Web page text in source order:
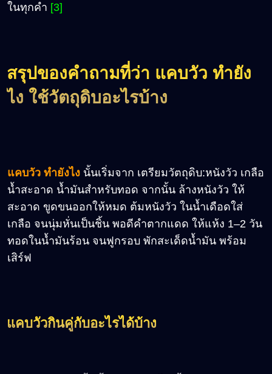
ในทุกคำ [3]
สรุปของคำถามที่ว่า แคบวัว ทำยัง
ไง ใช้วัตถุดิบอะไรบ้าง
แคบวัว ทำยังไง นั้นเริ่มจาก เตรียมวัตถุดิบ:หนังวัว เกลือ
น้ำสะอาด น้ำมันสำหรับทอด จากนั้น ล้างหนังวัว ให้
สะอาด ขูดขนออกให้หมด ต้มหนังวัว ในน้ำเดือดใส่
เกลือ จนนุ่มหั่นเป็นชิ้น พอดีคำตากแดด ให้แห้ง 1–2 วัน
ทอดในน้ำมันร้อน จนฟูกรอบ พักสะเด็ดน้ำมัน พร้อม
เสิร์ฟ
แคบวัวกินคู่กับอะไรได้บ้าง